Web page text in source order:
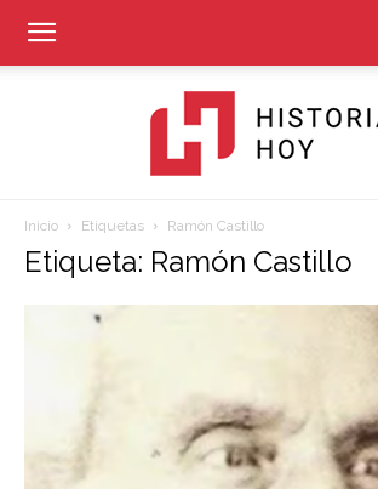
Inicio Etiquetas Ramón Castillo
Etiqueta: Ramón Castillo